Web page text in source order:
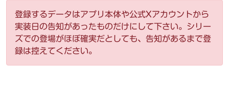
登録するデータはアプリ本体や公式Xアカウントから
実装日の告知があったものだけにして下さい。シリー
ズでの登場がほぼ確実だとしても、告知があるまで登
録は控えてください。